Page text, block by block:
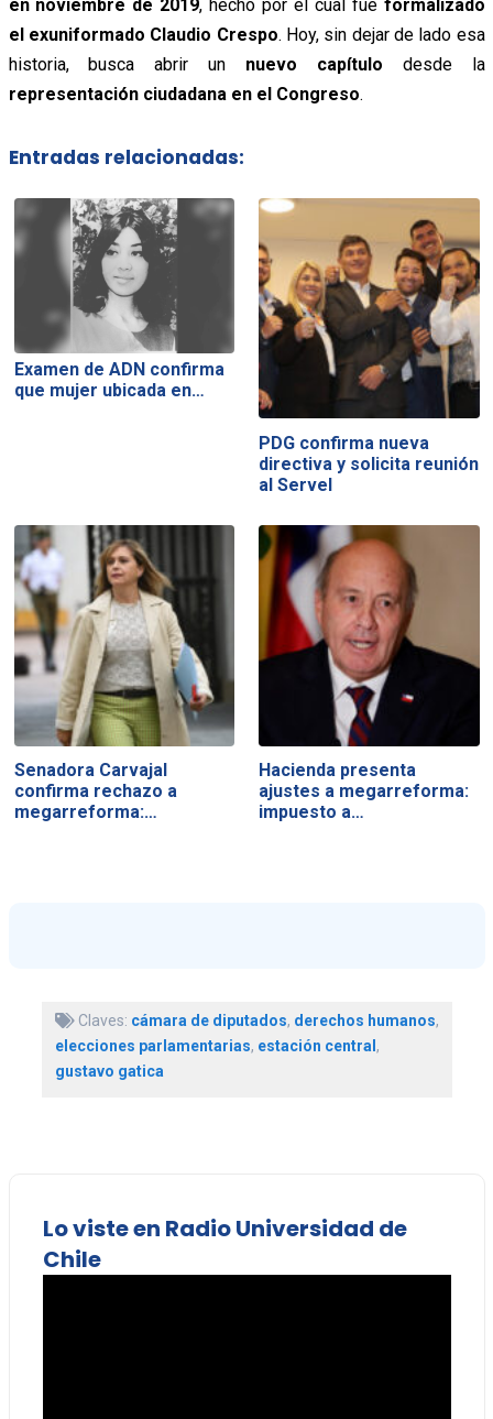
en noviembre de 2019, hecho por el cual fue formalizado
el exuniformado Claudio Crespo. Hoy, sin dejar de lado esa
historia, busca abrir un nuevo capítulo desde la
representación ciudadana en el Congreso.
Entradas relacionadas:
Examen de ADN confirma
que mujer ubicada en…
PDG confirma nueva
directiva y solicita reunión
al Servel
Senadora Carvajal
confirma rechazo a
megarreforma:…
Hacienda presenta
ajustes a megarreforma:
impuesto a…
Claves: cámara de diputados, derechos humanos,
elecciones parlamentarias, estación central,
gustavo gatica
Lo viste en Radio Universidad de
Chile